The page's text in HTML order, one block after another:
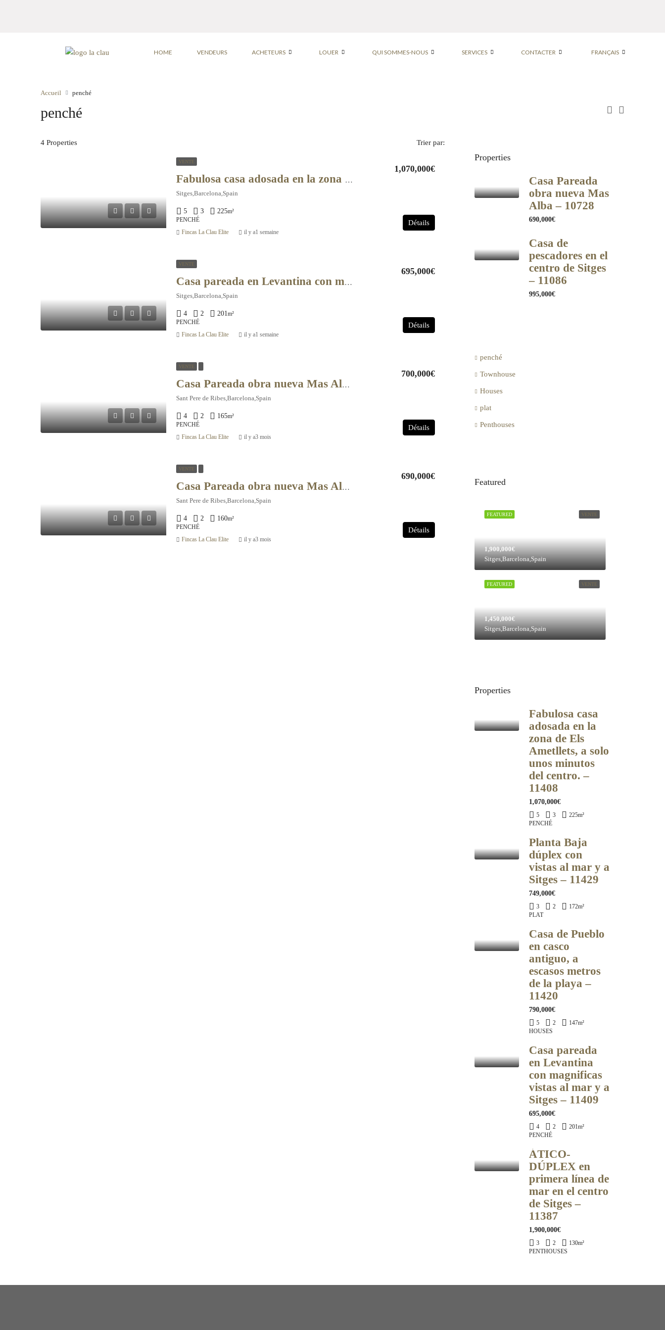
HOME VENDEURS ACHETEURS LOUER QUI SOMMES-NOUS SERVICES CONTACTER FRANÇAIS
Accueil penché
penché
4 Properties Trier par:
VENTE
Fabulosa casa adosada en la zona de Els Ametllets, a solo unos minutos del centro. – 11408
1,070,000€
Sitges,Barcelona,Spain
5 3 225m²
PENCHÉ
Détails
Fincas La Clau Elite il y a1 semaine
VENTE
Casa pareada en Levantina con magnificas vistas al mar y a Sitges – 11409
695,000€
Sitges,Barcelona,Spain
4 2 201m²
PENCHÉ
Détails
Fincas La Clau Elite il y a1 semaine
VENTE
Casa Pareada obra nueva Mas Alba – 10730
700,000€
Sant Pere de Ribes,Barcelona,Spain
4 2 165m²
PENCHÉ
Détails
Fincas La Clau Elite il y a3 mois
VENTE
Casa Pareada obra nueva Mas Alba – 10728
690,000€
Sant Pere de Ribes,Barcelona,Spain
4 2 160m²
PENCHÉ
Détails
Fincas La Clau Elite il y a3 mois
Properties
Casa Pareada
obra nueva Mas
Alba – 10728
690,000€
Casa de
pescadores en el
centro de Sitges
– 11086
995,000€
penché
Townhouse
Houses
plat
Penthouses
Featured
VENTE
FEATURED
1,900,000€
Sitges,Barcelona,Spain
VENTE
FEATURED
1,450,000€
Sitges,Barcelona,Spain
Properties
Fabulosa casa
adosada en la
zona de Els
Ametllets, a solo
unos minutos
del centro. –
11408
1,070,000€
5 3 225m²
PENCHÉ
Planta Baja
dúplex con
vistas al mar y a
Sitges – 11429
749,000€
3 2 172m²
PLAT
Casa de Pueblo
en casco
antiguo, a
escasos metros
de la playa –
11420
790,000€
5 2 147m²
HOUSES
Casa pareada
en Levantina
con magnificas
vistas al mar y a
Sitges – 11409
695,000€
4 2 201m²
PENCHÉ
ÁTICO-
DÚPLEX en
primera línea de
mar en el centro
de Sitges –
11387
1,900,000€
3 2 130m²
PENTHOUSES